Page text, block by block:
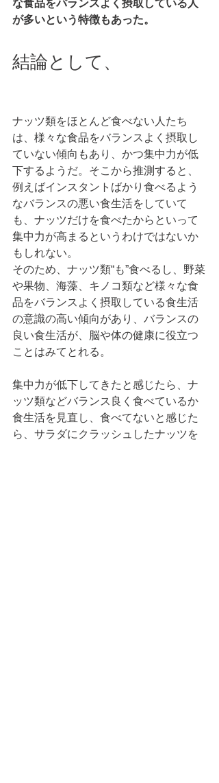
な食品をバランスよく摂取している人
が多いという特徴もあった。
結論として、
ナッツ類をほとんど食べない人たち
は、様々な食品をバランスよく摂取し
ていない傾向もあり、かつ集中力が低
下するようだ。そこから推測すると、
例えばインスタントばかり食べるよう
なバランスの悪い食生活をしていて
も、ナッツだけを食べたからといって
集中力が高まるというわけではないか
もしれない。
そのため、ナッツ類“も”食べるし、野菜
や果物、海藻、キノコ類など様々な食
品をバランスよく摂取している食生活
の意識の高い傾向があり、バランスの
良い食生活が、脳や体の健康に役立つ
ことはみてとれる。
集中力が低下してきたと感じたら、ナ
ッツ類などバランス良く食べているか
食生活を見直し、食べてないと感じた
ら、サラダにクラッシュしたナッツを